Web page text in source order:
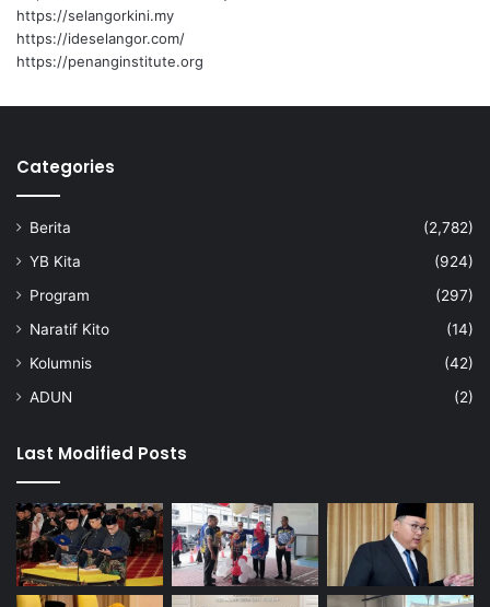
a
n
g
a
e
n
u
b
h
l
d
s
k
a
p
p
e
https://selangorkini.my
https://ideselangor.com/
https://penanginstitute.org
Categories
Berita
(2,782)
YB Kita
(924)
Program
(297)
Naratif Kito
(14)
Kolumnis
(42)
ADUN
(2)
Last Modified Posts